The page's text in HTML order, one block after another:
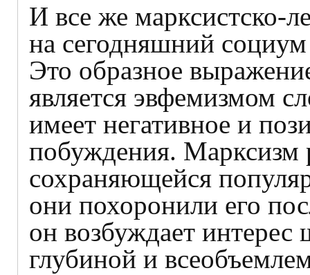
И все же марксистско-
на сегодняшний социум
Это образное
является эвфемизмом
имеет негативное и
побуждения. Марксизм
сохраняющейся
они похоронили его
он возбуждает
глубиной и